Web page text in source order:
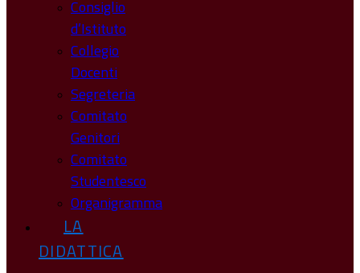
Consiglio
d’Istituto
Collegio
Docenti
Segreteria
Comitato
Genitori
Comitato
Studentesco
Organigramma
LA
DIDATTICA